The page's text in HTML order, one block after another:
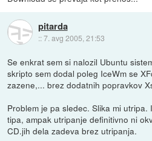
pitarda
::7. avg 2005, 21:53
Se enkrat sem si nalozil Ubuntu
skripto sem dodal poleg IceWm se
zazene,... brez dodatnih popravkov
Problem je pa sledec. Slika mi
tipa, ampak utripanje definitivno ni
CD.jih dela zadeva brez utripanja.